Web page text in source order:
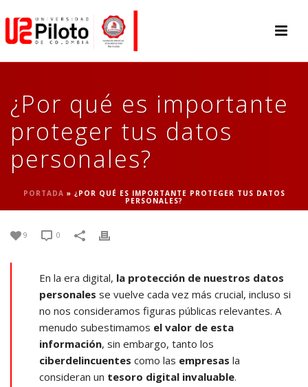
¿Por qué es importante
proteger tus datos
personales?
PORTADA » ¿POR QUÉ ES IMPORTANTE PROTEGER TUS DATOS
PERSONALES?
9 0
En la era digital, la protección de nuestros datos
personales se vuelve cada vez más crucial, incluso si
no nos consideramos figuras públicas relevantes. A
menudo subestimamos el valor de esta
información, sin embargo, tanto los
ciberdelincuentes como las empresas la
consideran un tesoro digital invaluable.